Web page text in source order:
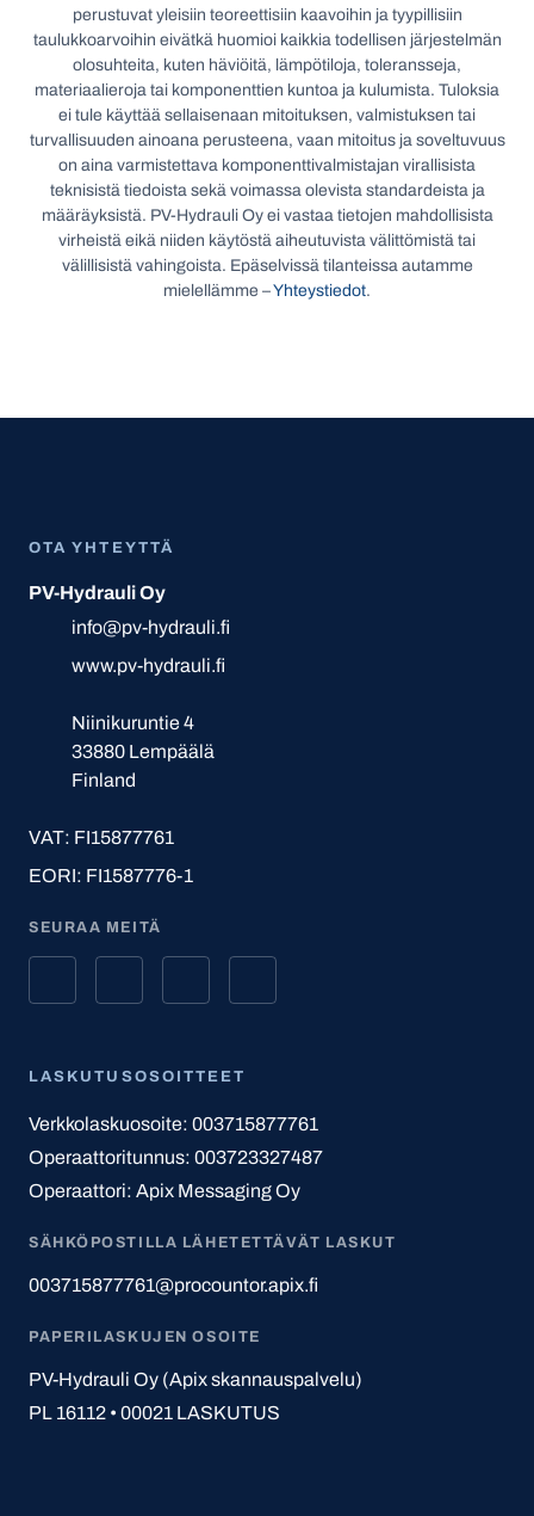
perustuvat yleisiin teoreettisiin kaavoihin ja tyypillisiin
taulukkoarvoihin eivätkä huomioi kaikkia todellisen järjestelmän
olosuhteita, kuten häviöitä, lämpötiloja, toleransseja,
materiaalieroja tai komponenttien kuntoa ja kulumista. Tuloksia
ei tule käyttää sellaisenaan mitoituksen, valmistuksen tai
turvallisuuden ainoana perusteena, vaan mitoitus ja soveltuvuus
on aina varmistettava komponenttivalmistajan virallisista
teknisistä tiedoista sekä voimassa olevista standardeista ja
määräyksistä. PV-Hydrauli Oy ei vastaa tietojen mahdollisista
virheistä eikä niiden käytöstä aiheutuvista välittömistä tai
välillisistä vahingoista. Epäselvissä tilanteissa autamme
mielellämme –Yhteystiedot.
OTA YHTEYTTÄ
PV-Hydrauli Oy
info@pv-hydrauli.fi
www.pv-hydrauli.fi
Niinikuruntie 4
33880 Lempäälä
Finland
VAT: FI15877761
EORI: FI1587776-1
SEURAA MEITÄ
LASKUTUSOSOITTEET
Verkkolaskuosoite: 003715877761
Operaattoritunnus: 003723327487
Operaattori: Apix Messaging Oy
SÄHKÖPOSTILLA LÄHETETTÄVÄT LASKUT
003715877761@procountor.apix.fi
PAPERILASKUJEN OSOITE
PV-Hydrauli Oy (Apix skannauspalvelu)
PL 16112 • 00021 LASKUTUS